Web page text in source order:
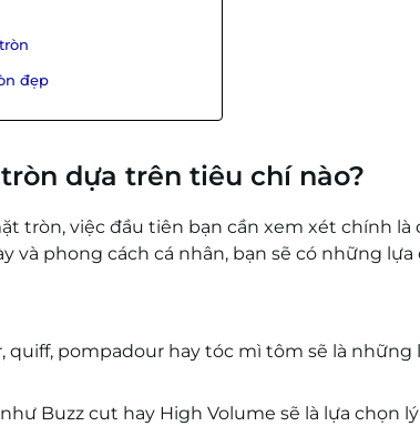
đẹp
dựa trên tiêu chí nào?
tròn, việc đầu tiên bạn cần xem xét chính là
và phong cách cá nhân, bạn sẽ có những
quiff, pompadour hay tóc mì tôm sẽ là những
Buzz cut hay High Volume sẽ là lựa chọn